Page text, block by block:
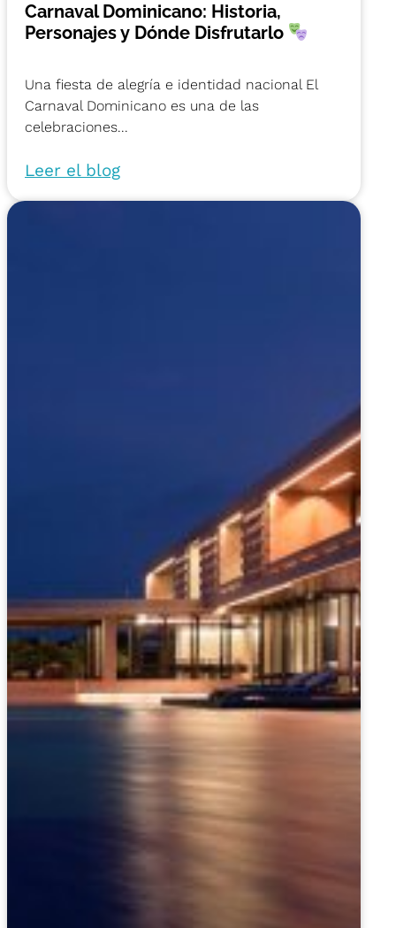
Carnaval Dominicano: Historia,
Personajes y Dónde Disfrutarlo
Una fiesta de alegría e identidad nacional El
Carnaval Dominicano es una de las
celebraciones...
Leer el blog